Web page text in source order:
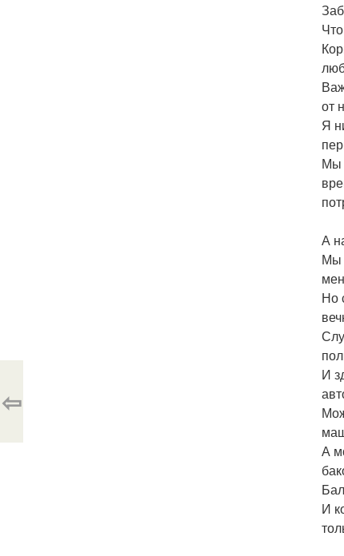
от
Я
Мы
А
Мы
Но
И
А
И
⇦